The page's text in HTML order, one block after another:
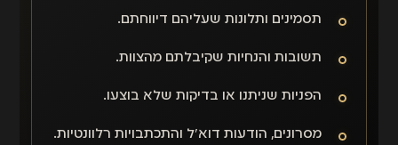
תסמינים ותלונות שעליהם דיווחתם.
תשובות והנחיות שקיבלתם מהצוות.
הפניות שניתנו או בדיקות שלא בוצעו.
מסרונים, הודעות דוא״ל והתכתבויות רלוונטיות.